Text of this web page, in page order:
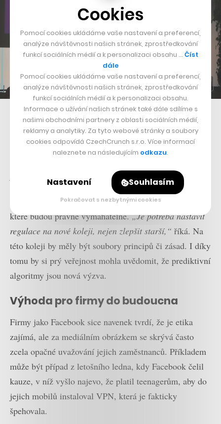
Terezu Bartoníčkovu lze potkat i na tuzemských konferencích, jako
třeba květnové Women in Tech
„Když vám přijde poškozená objednávka z Amazonu,
podle národního práva,“
dodává.
Bartoníčková se proto snaží propagovat etické rámce,
které budou právně vymahatelné.„Je potřeba nastavit
regulace na nové koleji, nejen zlepšit starší,“ říká. Na
této koleji by měly být soubory principů či zásad. I díky
tomu by si prý veřejnost mohla uvědomit, že prediktivní
algoritmy jsou nová výzva.
Výhoda pro firmy do budoucna
Firmy jako Facebook sice navenek tvrdí, že je etika
zajímá, ale za mediálním obrázkem se skrývá často
zcela opačné uvažování jejich zaměstnanců. Příkladem
může být případ z letošního ledna, kdy Facebook čelil
kauze, v níž vyšlo najevo, že platil teenagerům, aby do
jejich mobilů instaloval VPN, která je fakticky
špehovala.
Cookies
Pomocí cookies ukládáme vaše nastavení a preferencí,
analýze návštěvnosti našich stránek, zprostředkování
funkcí sociálních médií a k personalizaci obsahu … Číst
dále
Pomocí cookies ukládáme vaše nastavení a preferencí,
analýze návštěvnosti našich stránek, zprostředkování
funkcí sociálních médií a k personalizaci obsahu.
Informace o užívání našich stránek také dále sdílíme s
našimi obchodními partnery z oblasti sociálních médií,
reklamy a analytiky. Za tyto webové stránky a soubory
cookies odpovídá CzechCrunch s.r.o. Více informací
naleznete na následujícím odkazu.
Nastavení Souhlasím
Pokračovat s nezbytnými cookies